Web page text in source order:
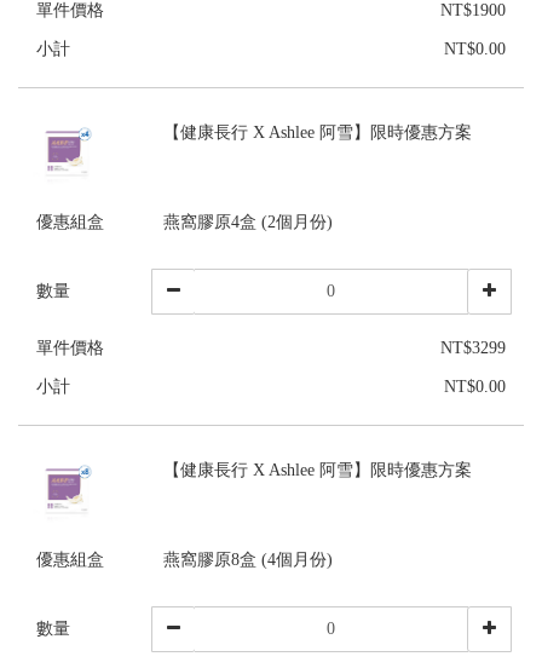
單件價格 NT$1900
小計 NT$0.00
【健康長行 X Ashlee 阿雪】限時優惠方案
優惠組盒 燕窩膠原4盒 (2個月份)
數量
單件價格 NT$3299
小計 NT$0.00
【健康長行 X Ashlee 阿雪】限時優惠方案
優惠組盒 燕窩膠原8盒 (4個月份)
數量